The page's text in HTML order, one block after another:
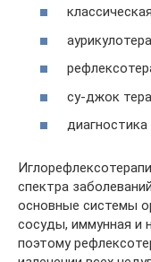
су-джок
диагностика
спектра
основные системы
сосуды, иммунная и
поэтому